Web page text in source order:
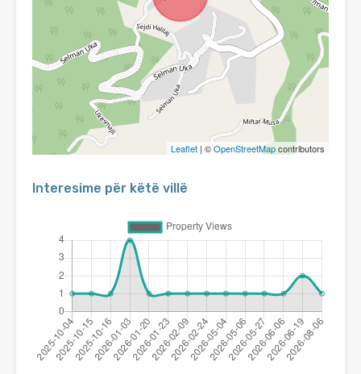
Leaflet | ©OpenStreetMapcontributors
Interesime për këtë villë